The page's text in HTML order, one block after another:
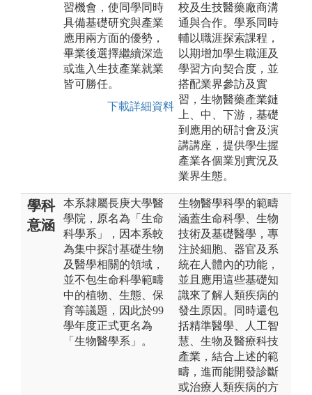
習機會，使同學同時
具備基礎研究與產業
應用兩方面的優勢，
畢業後選擇繼續深造
或進入生技產業就業
皆可勝任。
下載詳細資料
校及生技醫藥廠商溝
通與合作。學系同時
輔以職涯探索課程，
以期增加學生職涯及
學習方向契合度，並
搭配業界參訪及實
習，生物醫藥產業鏈
上、中、下游，基礎
到應用的研討會及演
講講座，提供學生握
產業各個業別實況及
業界生態。
學科
意涵
本系隸屬長庚大學醫
學院，原名為「生命
科學系」，因本系較
為集中探討基礎生物
及醫學相關的領域，
並不包生命科學範疇
中的植物、生態、保
育等議題，因此於99
學年度正式更名為
「生物醫學系」。
生物醫學科學的範疇
涵蓋生命科學、生物
技術及基礎醫學，專
注於細胞、器官及系
統在人體內的功能，
並且應用這些基礎知
識來了解人類疾病的
發生原因。同時還包
括精準醫學、人工智
慧、生物及醫療科技
產業，結合上述的範
疇，進而能開發診斷
或治療人類疾病的方